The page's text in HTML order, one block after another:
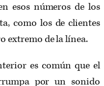
esos números de los
como los de clientes
extremo de la línea.
es común que el
por un sonido